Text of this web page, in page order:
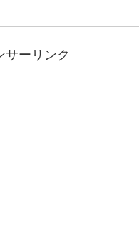
サーリンク